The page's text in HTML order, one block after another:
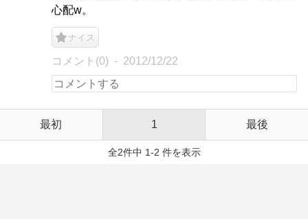
心配w。
ナイス
コメント(0) 2012/12/22
最初 1 最後
全2件中 1-2 件を表示